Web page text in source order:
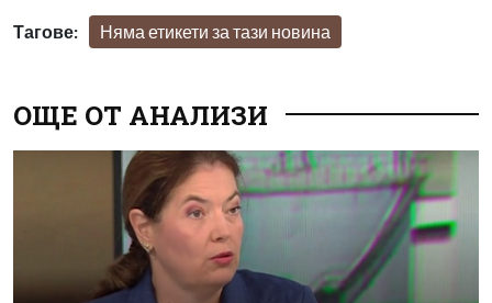
Тагове: Няма етикети за тази новина
ОЩЕ ОТ АНАЛИЗИ